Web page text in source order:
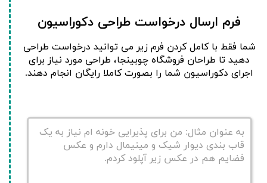
فرم ارسال درخواست طراحی دکوراسیون
​شما فقط با کامل کردن فرم زیر می توانید درخواست طراحی
دهید تا طراحان فروشگاه چوبینجا، طراحی مورد نیاز برای
اجرای دکوراسیون شما را بصورت کاملا رایگان انجام دهند.